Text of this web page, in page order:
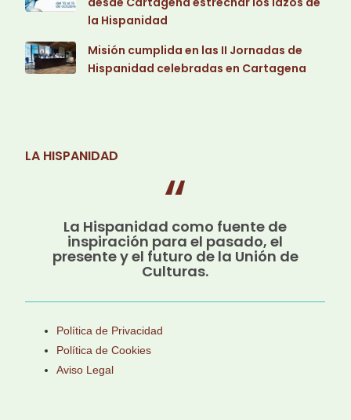
la Hispanidad
Misión cumplida en las II Jornadas de
Hispanidad celebradas en Cartagena
LA HISPANIDAD
La Hispanidad como fuente de
inspiración para el pasado, el
presente y el futuro de la Unión de
Culturas.
Política de Privacidad
Política de Cookies
Aviso Legal